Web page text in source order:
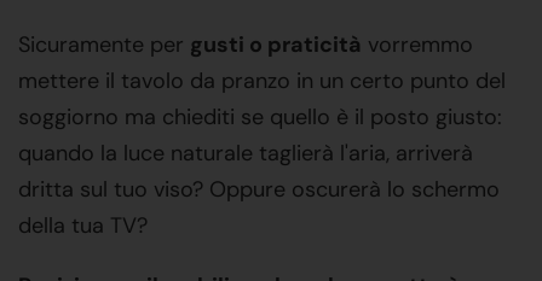
Sicuramente per gusti o praticità vorremmo
mettere il tavolo da pranzo in un certo punto del
soggiorno ma chiediti se quello è il posto giusto:
quando la luce naturale taglierà l'aria, arriverà
dritta sul tuo viso? Oppure oscurerà lo schermo
della tua TV?